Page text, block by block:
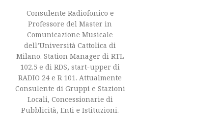
Consulente Radiofonico e
Professore del Master in
Comunicazione Musicale
dell’Università Cattolica di
Milano. Station Manager di RTL
102.5 e di RDS, start-upper di
RADIO 24 e R 101. Attualmente
Consulente di Gruppi e Stazioni
Locali, Concessionarie di
Pubblicità, Enti e Istituzioni.